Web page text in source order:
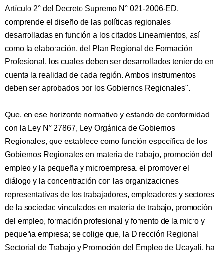
Artículo 2° del Decreto Supremo N° 021-2006-ED,
comprende el diseño de las políticas regionales
desarrolladas en función a los citados Lineamientos, así
como la elaboración, del Plan Regional de Formación
Profesional, los cuales deben ser desarrollados teniendo en
cuenta la realidad de cada región. Ambos instrumentos
deben ser aprobados por los Gobiernos Regionales".
Que, en ese horizonte normativo y estando de conformidad
con la Ley N° 27867, Ley Orgánica de Gobiernos
Regionales, que establece como función específica de los
Gobiernos Regionales en materia de trabajo, promoción del
empleo y la pequeña y microempresa, el promover el
diálogo y la concentración con las organizaciones
representativas de los trabajadores, empleadores y sectores
de la sociedad vinculados en materia de trabajo, promoción
del empleo, formación profesional y fomento de la micro y
pequeña empresa; se colige que, la Dirección Regional
Sectorial de Trabajo y Promoción del Empleo de Ucayali, ha